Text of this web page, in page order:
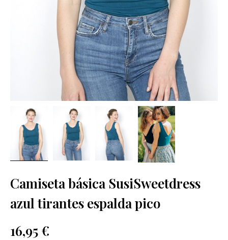
Camiseta básica SusiSweetdress
azul tirantes espalda pico
16,95 €